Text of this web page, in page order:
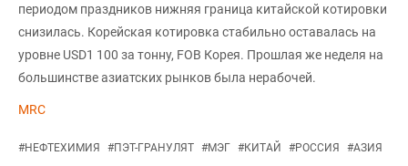
периодом праздников нижняя граница китайской котировки
снизилась. Корейская котировка стабильно оставалась на
уровне USD1 100 за тонну, FOB Корея. Прошлая же неделя на
большинстве азиатских рынков была нерабочей.
MRC
#НЕФТЕХИМИЯ #ПЭТ-ГРАНУЛЯТ #МЭГ #КИТАЙ #РОССИЯ #АЗИЯ